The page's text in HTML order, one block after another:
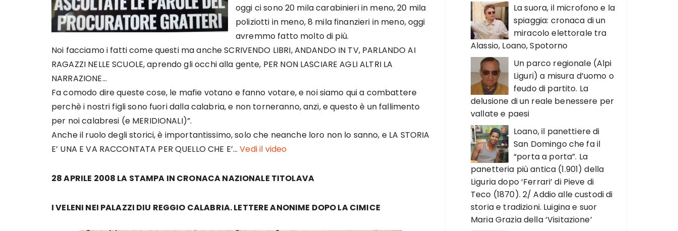
oggi ci sono 20 mila carabinieri in meno, 20 mila
poliziotti in meno, 8 mila finanzieri in meno, oggi
avremmo fatto molto di più.
Noi facciamo i fatti come questi ma anche SCRIVENDO LIBRI, ANDANDO IN TV, PARLANDO AI
RAGAZZI NELLE SCUOLE, aprendo gli occhi alla gente, PER NON LASCIARE AGLI ALTRI LA
NARRAZIONE…
Fa comodo dire queste cose, le mafie votano e fanno votare, e noi siamo qui a combattere
perchè i nostri figli sono fuori dalla calabria, e non torneranno, anzi, e questo è un fallimento
per noi calabresi (e MERIDIONALI)”.
Anche il ruolo degli storici, è importantissimo, solo che neanche loro non lo sanno, e LA STORIA
E’ UNA E VA RACCONTATA PER QUELLO CHE E’… Vedi il video
28 APRILE 2008 LA STAMPA IN CRONACA NAZIONALE TITOLAVA
I VELENI NEI PALAZZI DIU REGGIO CALABRIA. LETTERE ANONIME DOPO LA CIMICE
La suora, il microfono e la
spiaggia: cronaca di un
miracolo elettorale tra
Alassio, Loano, Spotorno
Un parco regionale (Alpi
Liguri) a misura d’uomo o
feudo di partito. La
delusione di un reale benessere per
vallate e paesi
Loano, il panettiere di
San Domingo che fa il
“porta a porta”. La
panetteria più antica (1.901) della
Liguria dopo ‘Ferrari’ di Pieve di
Teco (1870). 2/ Addio alle custodi di
storia e tradizioni. Luigina e suor
Maria Grazia della ‘Visitazione’